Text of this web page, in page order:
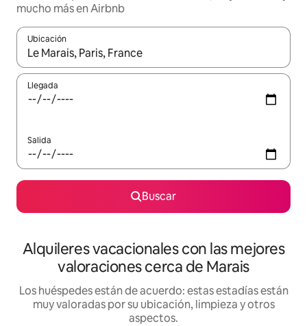
mucho más en Airbnb
Ubicación
Cuando los resultados estén disponibles, navega con las
Llegada
Salida
Buscar
Alquileres vacacionales con las mejores
valoraciones cerca de Marais
Los huéspedes están de acuerdo: estas estadías están
muy valoradas por su ubicación, limpieza y otros
aspectos.